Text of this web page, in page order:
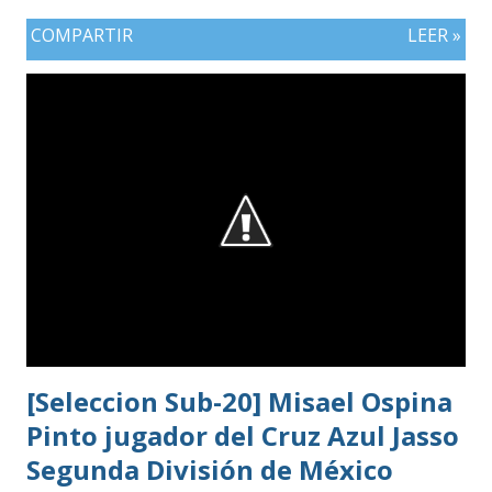
COMPARTIR LEER »
[Seleccion Sub-20] Misael Ospina
Pinto jugador del Cruz Azul Jasso
Segunda División de México